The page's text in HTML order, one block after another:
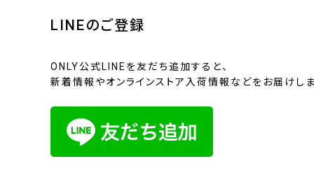
LINEのご登録
ONLY公式LINEを友だち追加すると、
新着情報やオンラインストア入荷情報などをお届けしま